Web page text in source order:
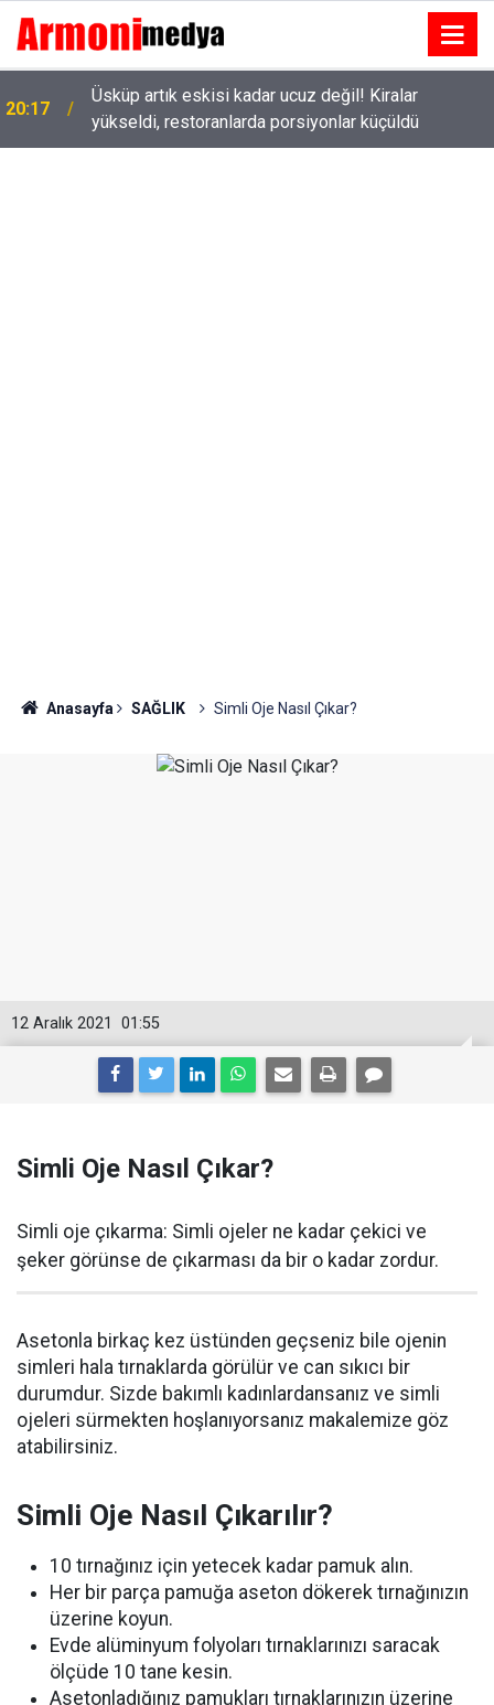
Üsküp artık eskisi kadar ucuz değil! Kiralar
yükseldi, restoranlarda porsiyonlar küçüldü
18:53
Tolga Sarıtaş veda ediyor mu? Yeni sezon kararı
belli oldu
Anasayfa SAĞLIK Simli Oje Nasıl Çıkar?
01:55
12 Aralık 2021
Simli Oje Nasıl Çıkar?
Simli oje çıkarma: Simli ojeler ne kadar çekici ve
şeker görünse de çıkarması da bir o kadar zordur.
Asetonla birkaç kez üstünden geçseniz bile ojenin
simleri hala tırnaklarda görülür ve can sıkıcı bir
durumdur. Sizde bakımlı kadınlardansanız ve simli
ojeleri sürmekten hoşlanıyorsanız makalemize göz
atabilirsiniz.
Simli Oje Nasıl Çıkarılır?
10 tırnağınız için yetecek kadar pamuk alın.
Her bir parça pamuğa aseton dökerek tırnağınızın
üzerine koyun.
Evde alüminyum folyoları tırnaklarınızı saracak
ölçüde 10 tane kesin.
Asetonladığınız pamukları tırnaklarınızın üzerine